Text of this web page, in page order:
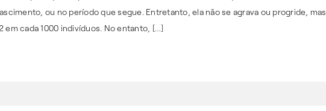
ou no período que segue. Entretanto, ela não se agrava ou progride, mas
em cada 1000 indivíduos. No entanto, […]